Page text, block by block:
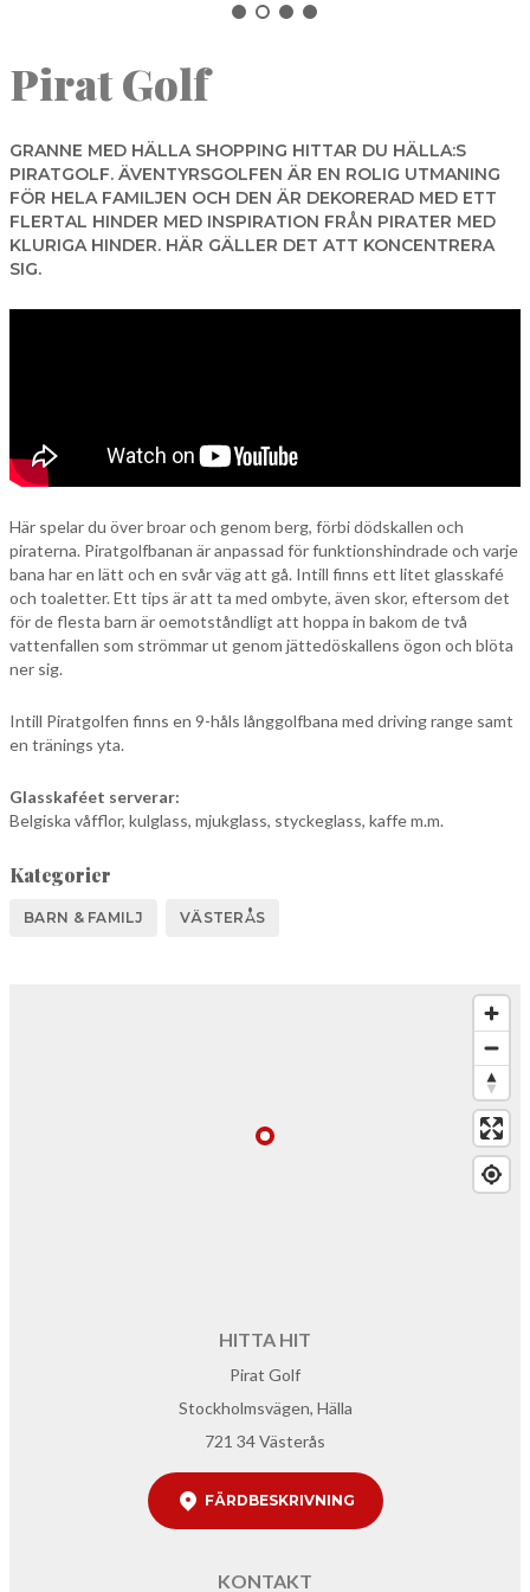
SALA
SKINNSKATTEBERG
SURAHAMMAR
VÄSTERÅS
Sök
Pirat Golf
GRANNE MED HÄLLA SHOPPING HITTAR DU HÄLLA:S
PIRATGOLF. ÄVENTYRSGOLFEN ÄR EN ROLIG UTMANING
FÖR HELA FAMILJEN OCH DEN ÄR DEKORERAD MED ETT
FLERTAL HINDER MED INSPIRATION FRÅN PIRATER MED
KLURIGA HINDER. HÄR GÄLLER DET ATT KONCENTRERA
SIG.
Här spelar du över broar och genom berg, förbi dödskallen och
piraterna. Piratgolfbanan är anpassad för funktionshindrade och varje
bana har en lätt och en svår väg att gå. Intill finns ett litet glasskafé
och toaletter. Ett tips är att ta med ombyte, även skor, eftersom det
för de flesta barn är oemotståndligt att hoppa in bakom de två
vattenfallen som strömmar ut genom jättedöskallens ögon och blöta
ner sig.
Intill Piratgolfen finns en 9-håls långgolfbana med driving range samt
en tränings yta.
Glasskaféet serverar:
Belgiska våfflor, kulglass, mjukglass, styckeglass, kaffe m.m.
Kategorier
BARN & FAMILJ VÄSTERÅS
HITTA HIT
Pirat Golf
Stockholmsvägen, Hälla
721 34 Västerås
FÄRDBESKRIVNING
KONTAKT